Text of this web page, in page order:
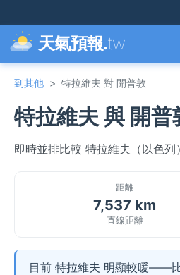
天氣預報.tw
到其他 > 特拉維夫 對 開普敦
特拉維夫 與 開普
即時並排比較 特拉維夫（以色列
距離
7,537 km
直線距離
目前 特拉維夫 明顯較暖——比